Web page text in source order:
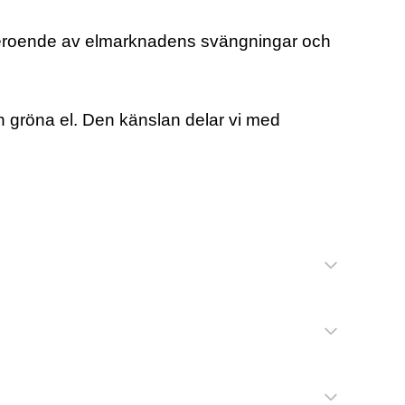
av elmarknadens svängningar och
el. Den känslan delar vi med